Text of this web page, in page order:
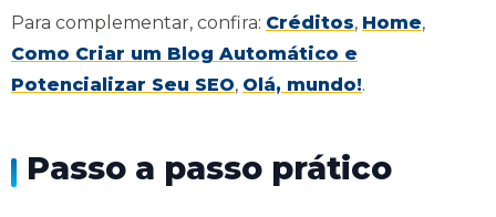
Para complementar, confira: Créditos, Home,
Como Criar um Blog Automático e
Potencializar Seu SEO, Olá, mundo!.
Passo a passo prático